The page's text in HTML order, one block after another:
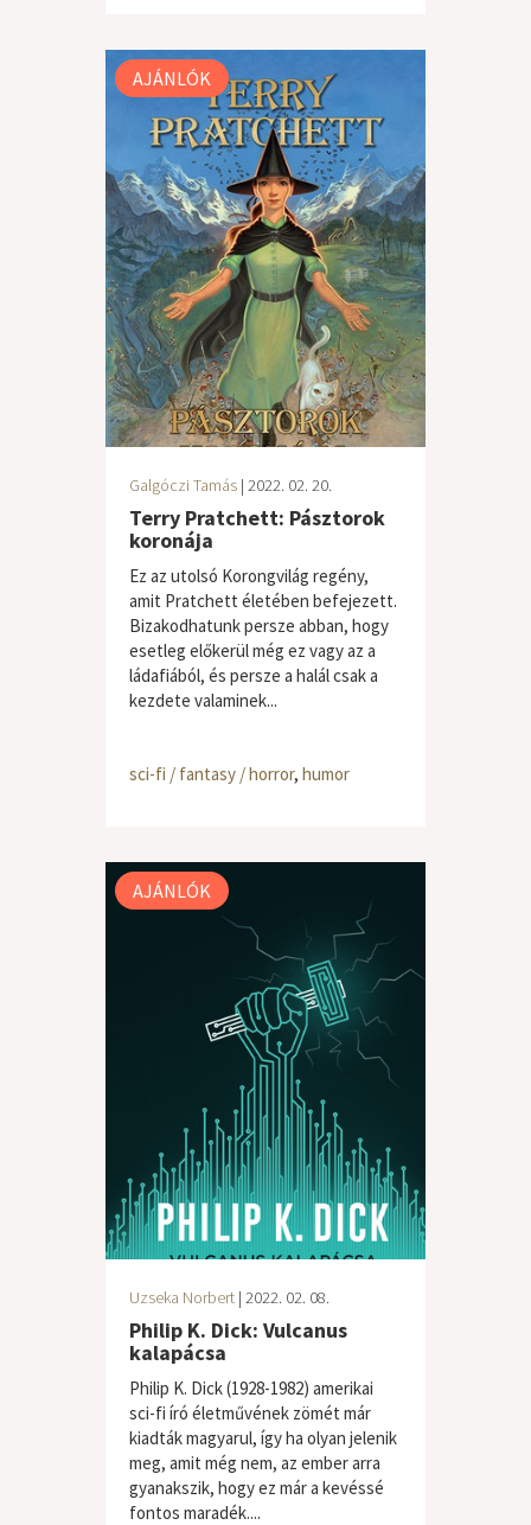
AJÁNLÓK
Galgóczi Tamás | 2022. 02. 20.
Terry Pratchett: Pásztorok
koronája
Ez az utolsó Korongvilág regény,
amit Pratchett életében befejezett.
Bizakodhatunk persze abban, hogy
esetleg előkerül még ez vagy az a
ládafiából, és persze a halál csak a
kezdete valaminek...
sci-fi / fantasy / horror, humor
AJÁNLÓK
Uzseka Norbert | 2022. 02. 08.
Philip K. Dick: Vulcanus
kalapácsa
Philip K. Dick (1928-1982) amerikai
sci-fi író életművének zömét már
kiadták magyarul, így ha olyan jelenik
meg, amit még nem, az ember arra
gyanakszik, hogy ez már a kevéssé
fontos maradék....